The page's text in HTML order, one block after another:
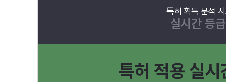
특허 획득 분석
실시간 등
특허 적용 실